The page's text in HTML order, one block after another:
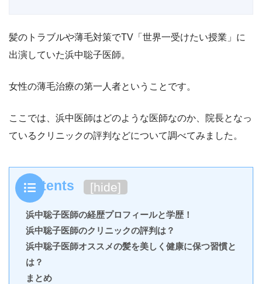
髪のトラブルや薄毛対策でTV「世界一受けたい授業」に
出演していた浜中聡子医師。
女性の薄毛治療の第一人者ということです。
ここでは、浜中医師はどのような医師なのか、院長となっ
ているクリニックの評判などについて調べてみました。
Contents [hide]
浜中聡子医師の経歴プロフィールと学歴！
浜中聡子医師のクリニックの評判は？
浜中聡子医師オススメの髪を美しく健康に保つ習慣と
は？
まとめ